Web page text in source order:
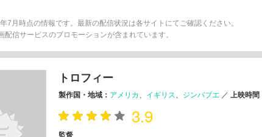
7月時点の情報です。最新の配信状況は各サイトにてご確認ください。
配信サービスのプロモーションが含まれています。
トロフィー
製作国・地域： アメリカ イギリス ジンバブエ ／ 上映時間
3.9
監督